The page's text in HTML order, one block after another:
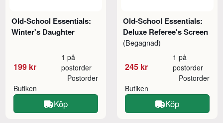
Old-School Essentials:
Winter's Daughter
199 kr
1 på
postorder
Butiken
Postorder
Köp
Old-School Essentials:
Deluxe Referee's Screen
(Begagnad)
245 kr
1 på
postorder
Butiken
Postorder
Köp